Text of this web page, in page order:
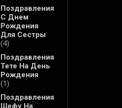
Поздравления
С Днем
Рождения
Для Сестры
(4)
Поздравления
Тете На День
Рождения
(1)
Поздравления
Шефу На